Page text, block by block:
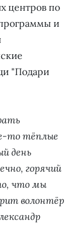
центров по
и
"Подари
то тёплые
день
горячий
что мы
волонтёр